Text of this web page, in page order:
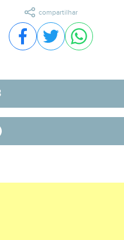
compartilhar
Compartilhar no Facebook
Compartilhar no